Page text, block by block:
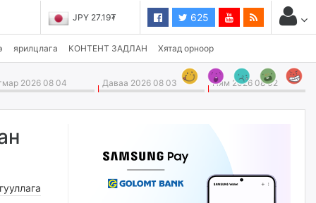
JPY 27.19₮ 625
ярилцлага КОНТЕНТ ЗАДЛАН Хятад орноор
2026 08 04 Даваа 2026 08 03 Ням 2026 08 02